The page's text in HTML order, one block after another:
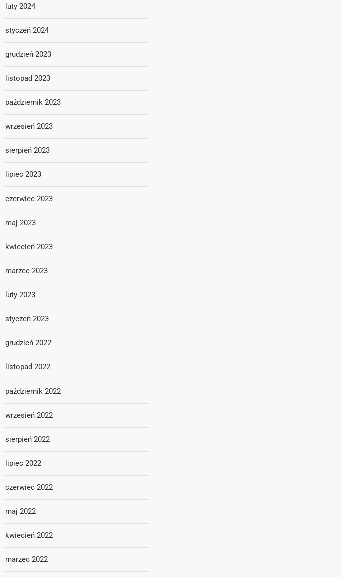
luty 2024
styczeń 2024
grudzień 2023
listopad 2023
październik 2023
wrzesień 2023
sierpień 2023
lipiec 2023
czerwiec 2023
maj 2023
kwiecień 2023
marzec 2023
luty 2023
styczeń 2023
grudzień 2022
listopad 2022
październik 2022
wrzesień 2022
sierpień 2022
lipiec 2022
czerwiec 2022
maj 2022
kwiecień 2022
marzec 2022